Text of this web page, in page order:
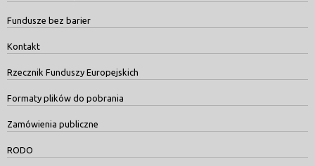
Fundusze bez barier
Kontakt
Rzecznik Funduszy Europejskich
Formaty plików do pobrania
Zamówienia publiczne
RODO